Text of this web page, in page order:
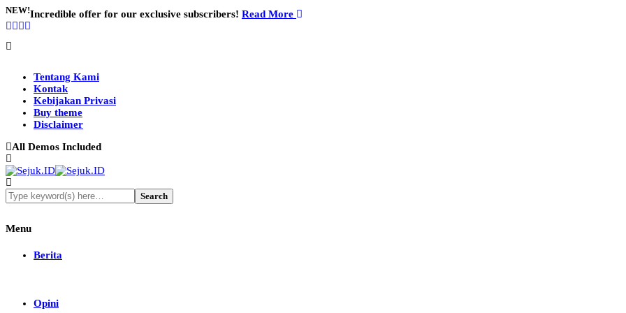
NEW!Incredible offer for our exclusive subscribers! Read More
Tentang Kami
Kontak
Kebijakan Privasi
Buy theme
Disclaimer
All Demos Included
Menu
Berita
Opini